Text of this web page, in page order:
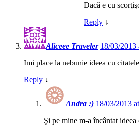
Dacă e cu
Reply ↓
Aliceee Traveler 18/03/2013
Imi place la nebunie ideea cu
Reply ↓
Andra :) 18/03/2013
Şi pe mine m-a încântat